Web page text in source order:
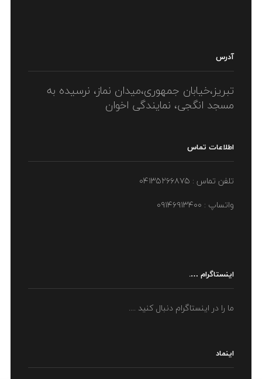
آدرس
تبریز،خیابان جمهوری،میدان نماز، نرسیده به
مسجد انگجی، نمایندگی اخوان
اطلاعات تماس
تلفن تماس : ۰۴۱۳۵۲۶۶۸۷۵
واتساپ : ۰۹۱۴۶۹۱۳۴۰۰
اینستاگرام ….
ما را در اینستاگرام دنبال کنید ....
اینماد